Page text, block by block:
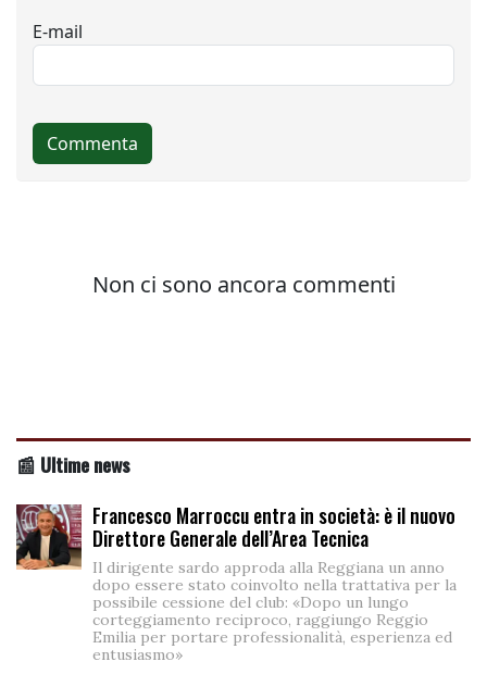
📰 Ultime news
Francesco Marroccu entra in società: è il nuovo
Direttore Generale dell’Area Tecnica
Il dirigente sardo approda alla Reggiana un anno
dopo essere stato coinvolto nella trattativa per la
possibile cessione del club: «Dopo un lungo
corteggiamento reciproco, raggiungo Reggio
Emilia per portare professionalità, esperienza ed
entusiasmo»